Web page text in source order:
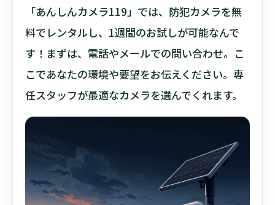
「あんしんカメラ119」では、防犯カメラを無
料でレンタルし、1週間のお試しが可能なんで
す！まずは、電話やメールでの問い合わせ。こ
こであなたの環境や要望をお伝えください。専
任スタッフが最適なカメラを選んでくれます。